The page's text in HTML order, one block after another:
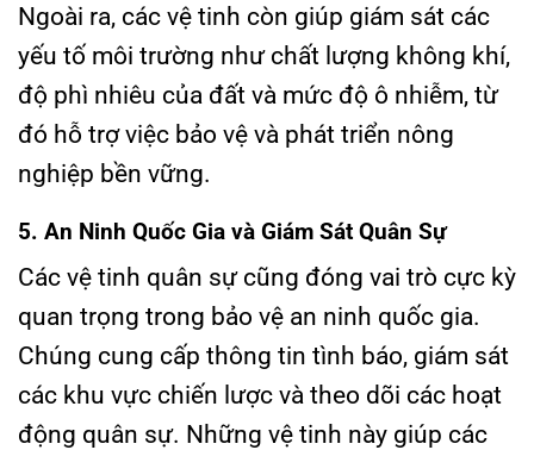
Ngoài ra, các vệ tinh còn giúp giám sát các
yếu tố môi trường như chất lượng không khí,
độ phì nhiêu của đất và mức độ ô nhiễm, từ
đó hỗ trợ việc bảo vệ và phát triển nông
nghiệp bền vững.
5. An Ninh Quốc Gia và Giám Sát Quân Sự
Các vệ tinh quân sự cũng đóng vai trò cực kỳ
quan trọng trong bảo vệ an ninh quốc gia.
Chúng cung cấp thông tin tình báo, giám sát
các khu vực chiến lược và theo dõi các hoạt
động quân sự. Những vệ tinh này giúp các